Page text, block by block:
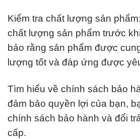
Kiểm tra chất lượng sản
chất lượng sản phẩm trước
bảo rằng sản phẩm được
lượng tốt và đáp ứng được
Tìm hiểu về chính sách bảo
đảm bảo quyền lợi của bạn,
chính sách bảo hành và đổi
cấp.